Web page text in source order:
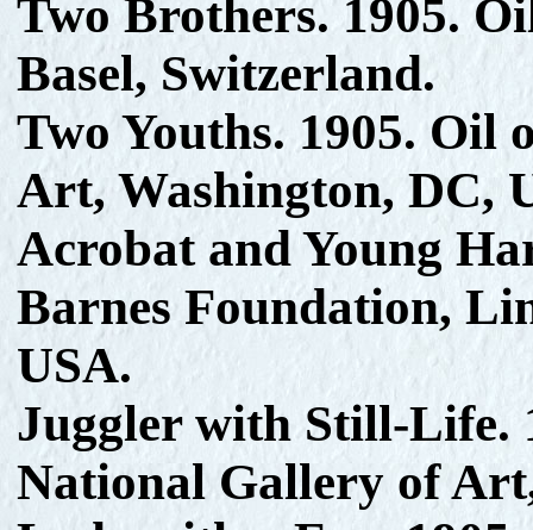
Two Brothers. 1905.
Basel, Switzerland.
Two Youths. 1905. Oil
Art, Washington, DC,
Acrobat and Young
Barnes Foundation,
USA.
Juggler with Still-Life.
National Gallery of